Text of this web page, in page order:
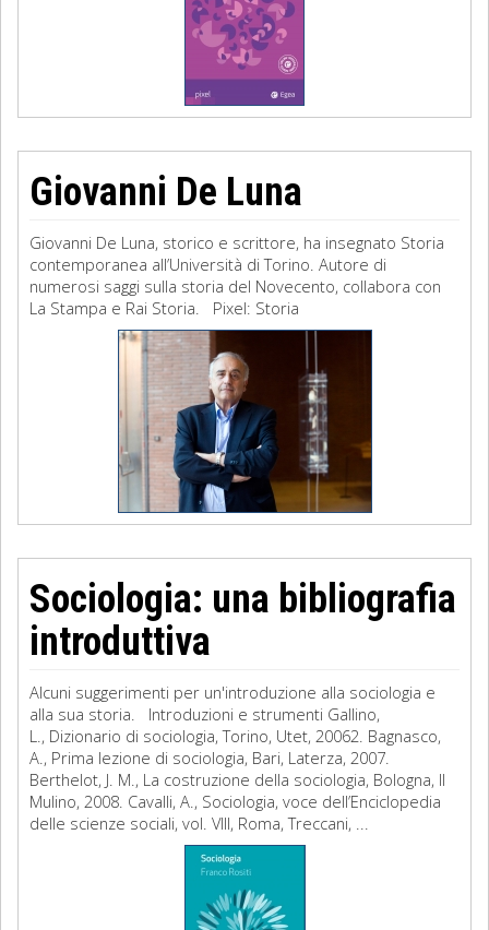
Giovanni De Luna
Giovanni De Luna, storico e scrittore, ha insegnato Storia
contemporanea all’Università di Torino. Autore di
numerosi saggi sulla storia del Novecento, collabora con
La Stampa e Rai Storia. Pixel: Storia
Sociologia: una bibliografia
introduttiva
Alcuni suggerimenti per un'introduzione alla sociologia e
alla sua storia. Introduzioni e strumenti Gallino,
L., Dizionario di sociologia, Torino, Utet, 20062. Bagnasco,
A., Prima lezione di sociologia, Bari, Laterza, 2007.
Berthelot, J. M., La costruzione della sociologia, Bologna, Il
Mulino, 2008. Cavalli, A., Sociologia, voce dell’Enciclopedia
delle scienze sociali, vol. VIII, Roma, Treccani, ...